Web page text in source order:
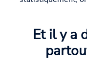
Et il y a